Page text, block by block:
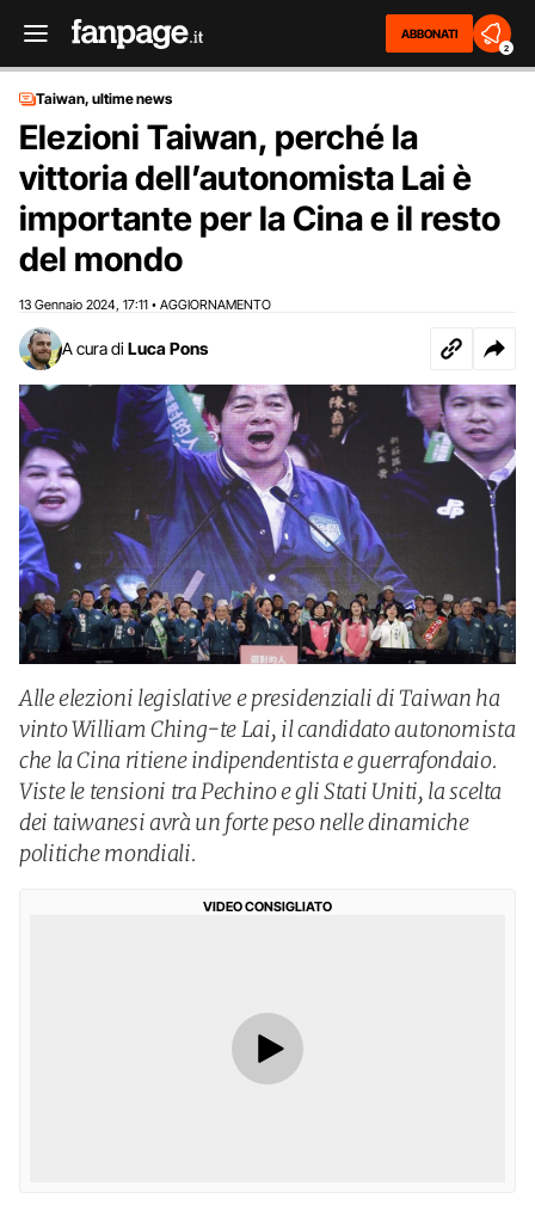
ABBONATI
2
Taiwan, ultime news
Elezioni Taiwan, perché la
vittoria dell’autonomista Lai è
importante per la Cina e il resto
del mondo
13 Gennaio 2024 17:11 • AGGIORNAMENTO
A cura di Luca Pons
Alle elezioni legislative e presidenziali di Taiwan ha
vinto William Ching-te Lai, il candidato autonomista
che la Cina ritiene indipendentista e guerrafondaio.
Viste le tensioni tra Pechino e gli Stati Uniti, la scelta
dei taiwanesi avrà un forte peso nelle dinamiche
politiche mondiali.
VIDEO CONSIGLIATO